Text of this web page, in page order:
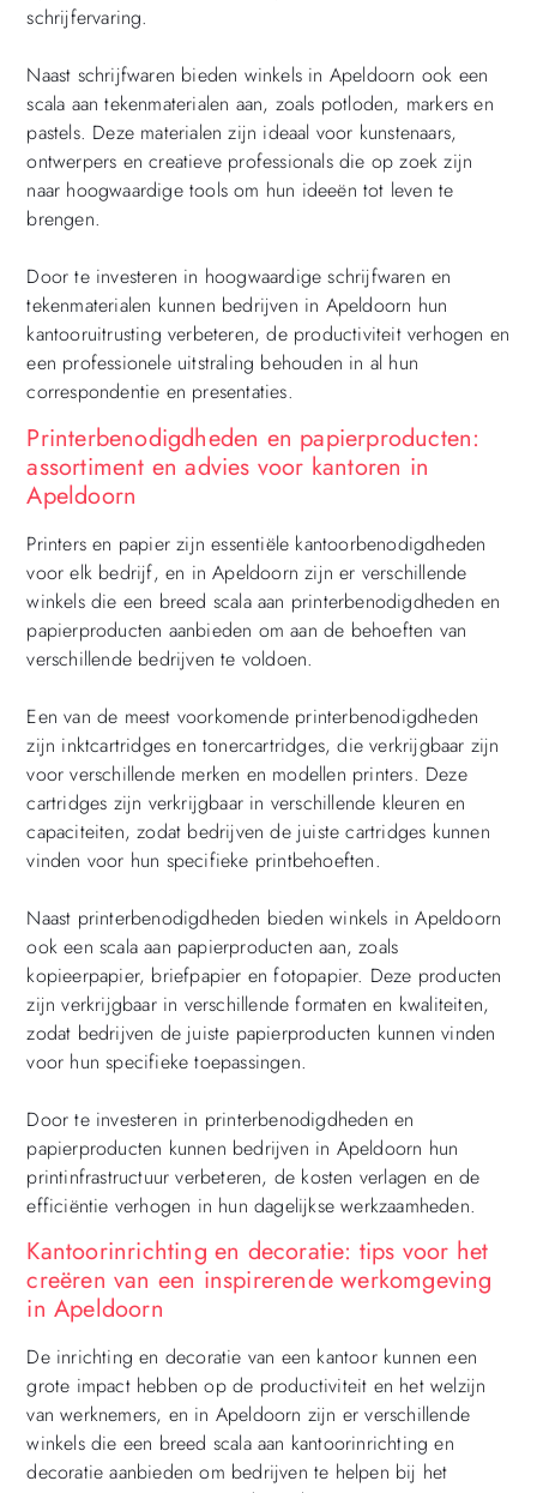
schrijfervaring.
Naast schrijfwaren bieden winkels in Apeldoorn ook een
scala aan tekenmaterialen aan, zoals potloden, markers en
pastels. Deze materialen zijn ideaal voor kunstenaars,
ontwerpers en creatieve professionals die op zoek zijn
naar hoogwaardige tools om hun ideeën tot leven te
brengen.
Door te investeren in hoogwaardige schrijfwaren en
tekenmaterialen kunnen bedrijven in Apeldoorn hun
kantooruitrusting verbeteren, de productiviteit verhogen en
een professionele uitstraling behouden in al hun
correspondentie en presentaties.
Printerbenodigdheden en papierproducten:
assortiment en advies voor kantoren in
Apeldoorn
Printers en papier zijn essentiële kantoorbenodigdheden
voor elk bedrijf, en in Apeldoorn zijn er verschillende
winkels die een breed scala aan printerbenodigdheden en
papierproducten aanbieden om aan de behoeften van
verschillende bedrijven te voldoen.
Een van de meest voorkomende printerbenodigdheden
zijn inktcartridges en tonercartridges, die verkrijgbaar zijn
voor verschillende merken en modellen printers. Deze
cartridges zijn verkrijgbaar in verschillende kleuren en
capaciteiten, zodat bedrijven de juiste cartridges kunnen
vinden voor hun specifieke printbehoeften.
Naast printerbenodigdheden bieden winkels in Apeldoorn
ook een scala aan papierproducten aan, zoals
kopieerpapier, briefpapier en fotopapier. Deze producten
zijn verkrijgbaar in verschillende formaten en kwaliteiten,
zodat bedrijven de juiste papierproducten kunnen vinden
voor hun specifieke toepassingen.
Door te investeren in printerbenodigdheden en
papierproducten kunnen bedrijven in Apeldoorn hun
printinfrastructuur verbeteren, de kosten verlagen en de
efficiëntie verhogen in hun dagelijkse werkzaamheden.
Kantoorinrichting en decoratie: tips voor het
creëren van een inspirerende werkomgeving
in Apeldoorn
De inrichting en decoratie van een kantoor kunnen een
grote impact hebben op de productiviteit en het welzijn
van werknemers, en in Apeldoorn zijn er verschillende
winkels die een breed scala aan kantoorinrichting en
decoratie aanbieden om bedrijven te helpen bij het